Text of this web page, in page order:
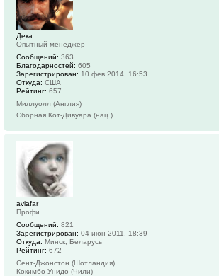
Дека
Опытный менеджер
Сообщений: 363
Благодарностей: 605
Зарегистрирован: 10 фев 2014, 16:53
Откуда: США
Рейтинг: 657
Миллуолл (Англия)
Сборная Кот-Дивуара (нац.)
aviafar
Профи
Сообщений: 821
Зарегистрирован: 04 июн 2011, 18:39
Откуда: Минск, Беларусь
Рейтинг: 672
Сент-Джонстон (Шотландия)
Кокимбо Унидо (Чили)